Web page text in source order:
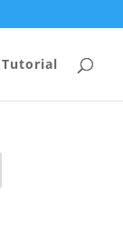
Tutorial